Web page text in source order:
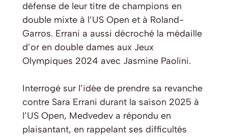
défense de leur titre de champions en
double mixte à l’US Open et à Roland-
Garros. Errani a aussi décroché la médaille
d’or en double dames aux Jeux
Olympiques 2024 avec Jasmine Paolini.
Interrogé sur l’idée de prendre sa revanche
contre Sara Errani durant la saison 2025 à
l’US Open, Medvedev a répondu en
plaisantant, en rappelant ses difficultés